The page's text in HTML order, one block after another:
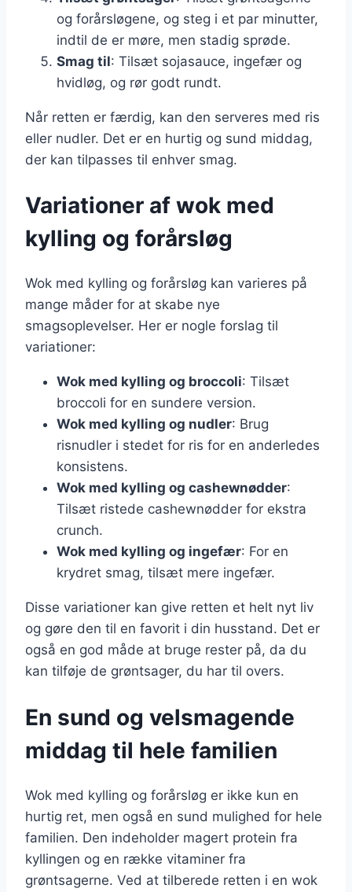
og forårsløgene, og steg i et par minutter,
indtil de er møre, men stadig sprøde.
Smag til: Tilsæt sojasauce, ingefær og
hvidløg, og rør godt rundt.
Når retten er færdig, kan den serveres med ris
eller nudler. Det er en hurtig og sund middag,
der kan tilpasses til enhver smag.
Variationer af wok med
kylling og forårsløg
Wok med kylling og forårsløg kan varieres på
mange måder for at skabe nye
smagsoplevelser. Her er nogle forslag til
variationer:
Wok med kylling og broccoli: Tilsæt
broccoli for en sundere version.
Wok med kylling og nudler: Brug
risnudler i stedet for ris for en anderledes
konsistens.
Wok med kylling og cashewnødder:
Tilsæt ristede cashewnødder for ekstra
crunch.
Wok med kylling og ingefær: For en
krydret smag, tilsæt mere ingefær.
Disse variationer kan give retten et helt nyt liv
og gøre den til en favorit i din husstand. Det er
også en god måde at bruge rester på, da du
kan tilføje de grøntsager, du har til overs.
En sund og velsmagende
middag til hele familien
Wok med kylling og forårsløg er ikke kun en
hurtig ret, men også en sund mulighed for hele
familien. Den indeholder magert protein fra
kyllingen og en række vitaminer fra
grøntsagerne. Ved at tilberede retten i en wok